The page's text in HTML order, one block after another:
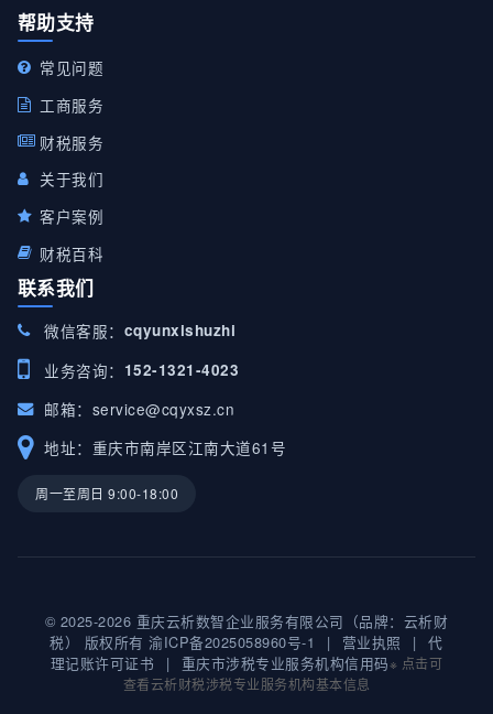
帮助支持
常见问题
工商服务
财税服务
关于我们
客户案例
财税百科
联系我们
微信客服： cqyunxishuzhi
业务咨询： 152-1321-4023
邮箱： service@cqyxsz.cn
地址：重庆市南岸区江南大道61号
周一至周日 9:00-18:00
© 2025-2026 重庆云析数智企业服务有限公司（品牌：云析财
税） 版权所有渝ICP备2025058960号-1 | 营业执照 |
代
理记账许可证书
| 重庆市涉税专业服务机构信用码※ 点击可
查看云析财税涉税专业服务机构基本信息